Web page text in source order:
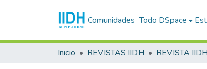
Comunidades Todo DSpace
Inicio REVISTAS IIDH